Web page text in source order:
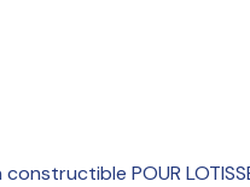
POUR